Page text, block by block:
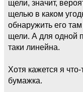
щели, значит,
щелью в каком
обнаружить его
щели. А для одной
таки линейна.
Хотя кажется я
бумажка.